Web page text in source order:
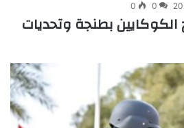
0
0
بطنجة وتحديات